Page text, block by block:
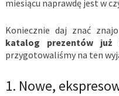
miesiącu naprawdę jest w
Koniecznie daj znać
katalog prezentów już
przygotowaliśmy na ten
1. Nowe,